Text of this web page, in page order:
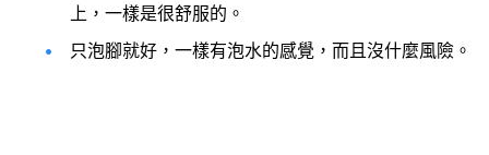
上，一樣是很舒服的。
只泡腳就好，一樣有泡水的感覺，而且沒什麼風險。